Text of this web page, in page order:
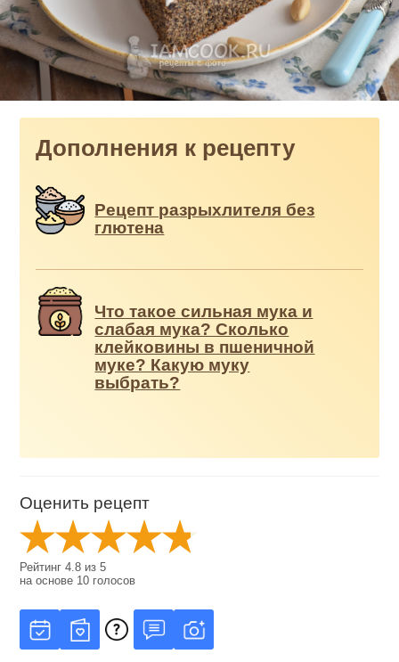
Дополнения к рецепту
Рецепт разрыхлителя без
глютена
Что такое сильная мука и
слабая мука? Сколько
клейковины в пшеничной
муке? Какую муку
выбрать?
Оценить рецепт
Рейтинг4.8 из5
на основе 10 голосов